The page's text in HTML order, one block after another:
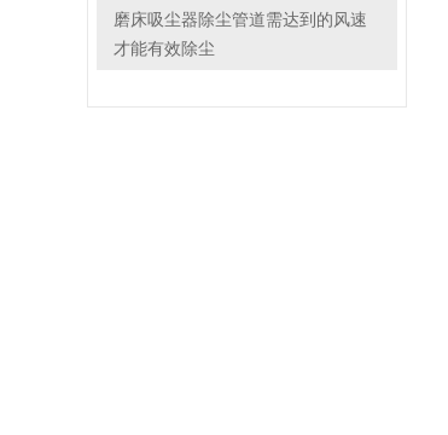
磨床吸尘器除尘管道需达到的风速
才能有效除尘